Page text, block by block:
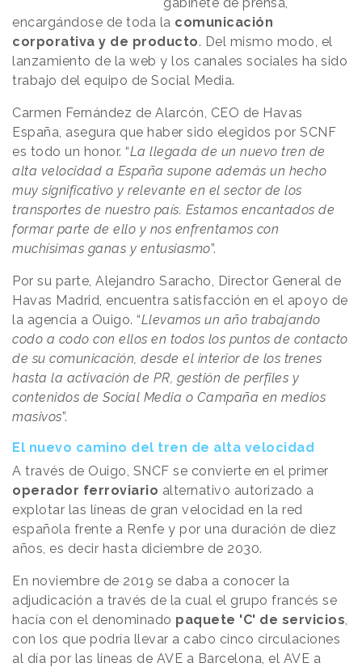
encargándose de toda la comunicación
corporativa y de producto. Del mismo modo, el
lanzamiento de la web y los canales sociales ha sido
trabajo del equipo de Social Media.
Carmen Fernández de Alarcón, CEO de Havas
España, asegura que haber sido elegidos por SCNF
es todo un honor. “La llegada de un nuevo tren de
alta velocidad a España supone además un hecho
muy significativo y relevante en el sector de los
transportes de nuestro país. Estamos encantados de
formar parte de ello y nos enfrentamos con
muchísimas ganas y entusiasmo”.
Por su parte, Alejandro Saracho, Director General de
Havas Madrid, encuentra satisfacción en el apoyo de
la agencia a Ouigo. “Llevamos un año trabajando
codo a codo con ellos en todos los puntos de contacto
de su comunicación, desde el interior de los trenes
hasta la activación de PR, gestión de perfiles y
contenidos de Social Media o Campaña en medios
masivos”.
El nuevo camino del tren de alta velocidad
A través de Ouigo, SNCF se convierte en el primer
operador ferroviario alternativo autorizado a
explotar las líneas de gran velocidad en la red
española frente a Renfe y por una duración de diez
años, es decir hasta diciembre de 2030.
En noviembre de 2019 se daba a conocer la
adjudicación a través de la cual el grupo francés se
hacía con el denominado paquete 'C' de servicios,
con los que podría llevar a cabo cinco circulaciones
al día por las líneas de AVE a Barcelona, el AVE a